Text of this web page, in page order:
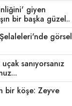
giyen
bir başka güzel..
görsel
sanıyorsanız
bir köşe: Zeyve